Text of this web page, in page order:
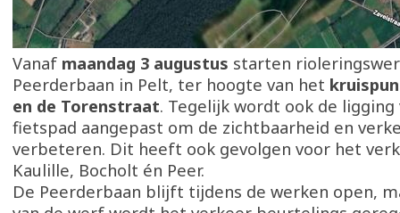
Vanaf maandag 3 augustus starten
Peerderbaan in Pelt, ter hoogte van het
en de Torenstraat. Tegelijk wordt ook de ligging
fietspad aangepast om de zichtbaarheid en
verbeteren. Dit heeft ook gevolgen voor het
Kaulille, Bocholt én Peer.
De Peerderbaan blijft tijdens de werken open,